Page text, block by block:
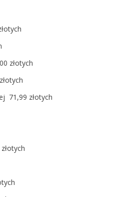
złotych
71,99 złotych